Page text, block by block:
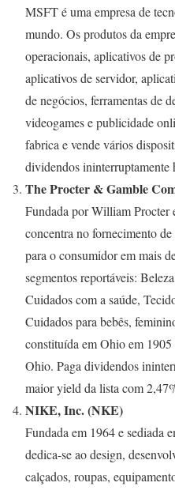
MSFT é uma empresa de
mundo. Os produtos da
operacionais, aplicativos de
aplicativos de servidor,
de negócios, ferramentas de
videogames e publicidade
fabrica e vende vários
dividendos ininterruptamente
The Procter & Gamble
Fundada por William Procter
concentra no fornecimento
para o consumidor em mais
segmentos reportáveis:
Cuidados com a saúde,
Cuidados para bebês,
constituída em Ohio em
Ohio. Paga dividendos
maior yield da lista com
NIKE, Inc. (NKE)
Fundada em 1964 e sediada
dedica-se ao design,
calçados, roupas,